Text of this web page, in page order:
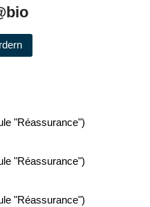
"Réassurance")
"Réassurance")
"Réassurance")